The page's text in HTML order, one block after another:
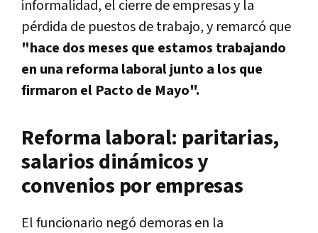
informalidad, el cierre de empresas y la
pérdida de puestos de trabajo, y remarcó que
"hace dos meses que estamos trabajando
en una reforma laboral junto a los que
firmaron el Pacto de Mayo".
Reforma laboral: paritarias,
salarios dinámicos y
convenios por empresas
El funcionario negó demoras en la